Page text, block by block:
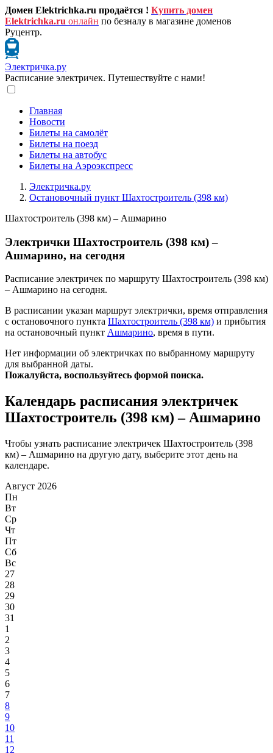
Домен Elektrichka.ru продаётся ! Купить домен
Elektrichka.ru онлайн по безналу в магазине доменов
Руцентр.
Электричка.ру
Расписание электричек. Путешествуйте с нами!
Главная
Новости
Билеты на самолёт
Билеты на поезд
Билеты на автобус
Билеты на Аэроэкспресс
Электричка.ру
Остановочный пункт Шахтостроитель (398 км)
Шахтостроитель (398 км) – Ашмарино
Электрички Шахтостроитель (398 км) –
Ашмарино, на сегодня
Расписание электричек по маршруту Шахтостроитель (398 км)
– Ашмарино на сегодня.
В расписании указан маршрут электрички, время отправления
с остановочного пункта Шахтостроитель (398 км) и прибытия
на остановочный пункт Ашмарино, время в пути.
Нет информации об электричках по выбранному маршруту
для выбранной даты.
Пожалуйста, воспользуйтесь формой поиска.
Календарь расписания электричек
Шахтостроитель (398 км) – Ашмарино
Чтобы узнать расписание электричек Шахтостроитель (398
км) – Ашмарино на другую дату, выберите этот день на
календаре.
Август 2026
Пн
Вт
Ср
Чт
Пт
Сб
Вс
27
28
29
30
31
1
2
3
4
5
6
7
8
9
10
11
12